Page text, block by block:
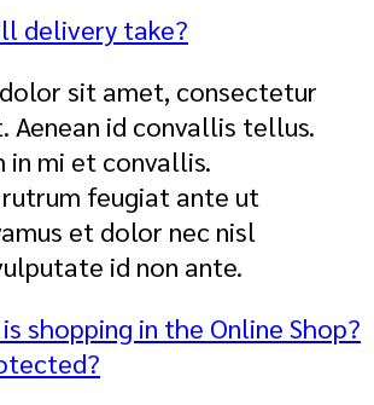
delivery take?
sit amet, consectetur
Aenean id convallis tellus.
in mi et convallis.
feugiat ante ut
et dolor nec nisl
id non ante.
shopping in the Online Shop?